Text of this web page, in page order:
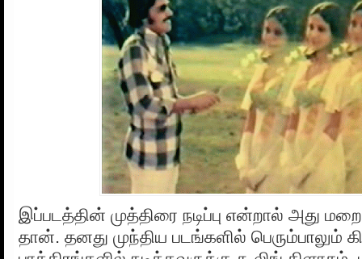
இப்படத்தின் முத்திரை நடிப்பு என்றால் அது
தான். தனது முந்திய படங்களில் பெரும்பாலும்